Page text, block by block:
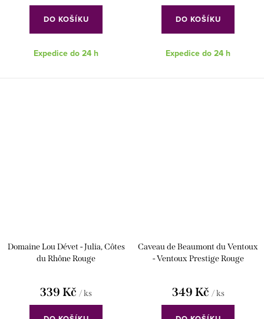
DO KOŠÍKU
Expedice do 24 h
DO KOŠÍKU
Expedice do 24 h
Domaine Lou Dévet - Julia, Côtes
du Rhône Rouge
339 Kč / ks
Caveau de Beaumont du Ventoux
- Ventoux Prestige Rouge
349 Kč / ks